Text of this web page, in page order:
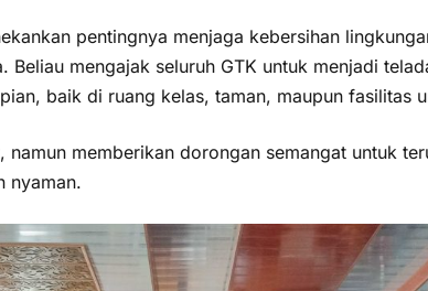
pentingnya menjaga kebersihan
Beliau mengajak seluruh GTK untuk menjadi
baik di ruang kelas, taman, maupun fasilitas
namun memberikan dorongan semangat untuk
nyaman.